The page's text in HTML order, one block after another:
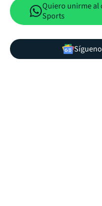
Quiero unirme al
Sports